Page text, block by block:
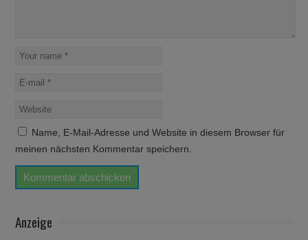
Name, E-Mail-Adresse und Website in diesem Browser für
meinen nächsten Kommentar speichern.
Anzeige